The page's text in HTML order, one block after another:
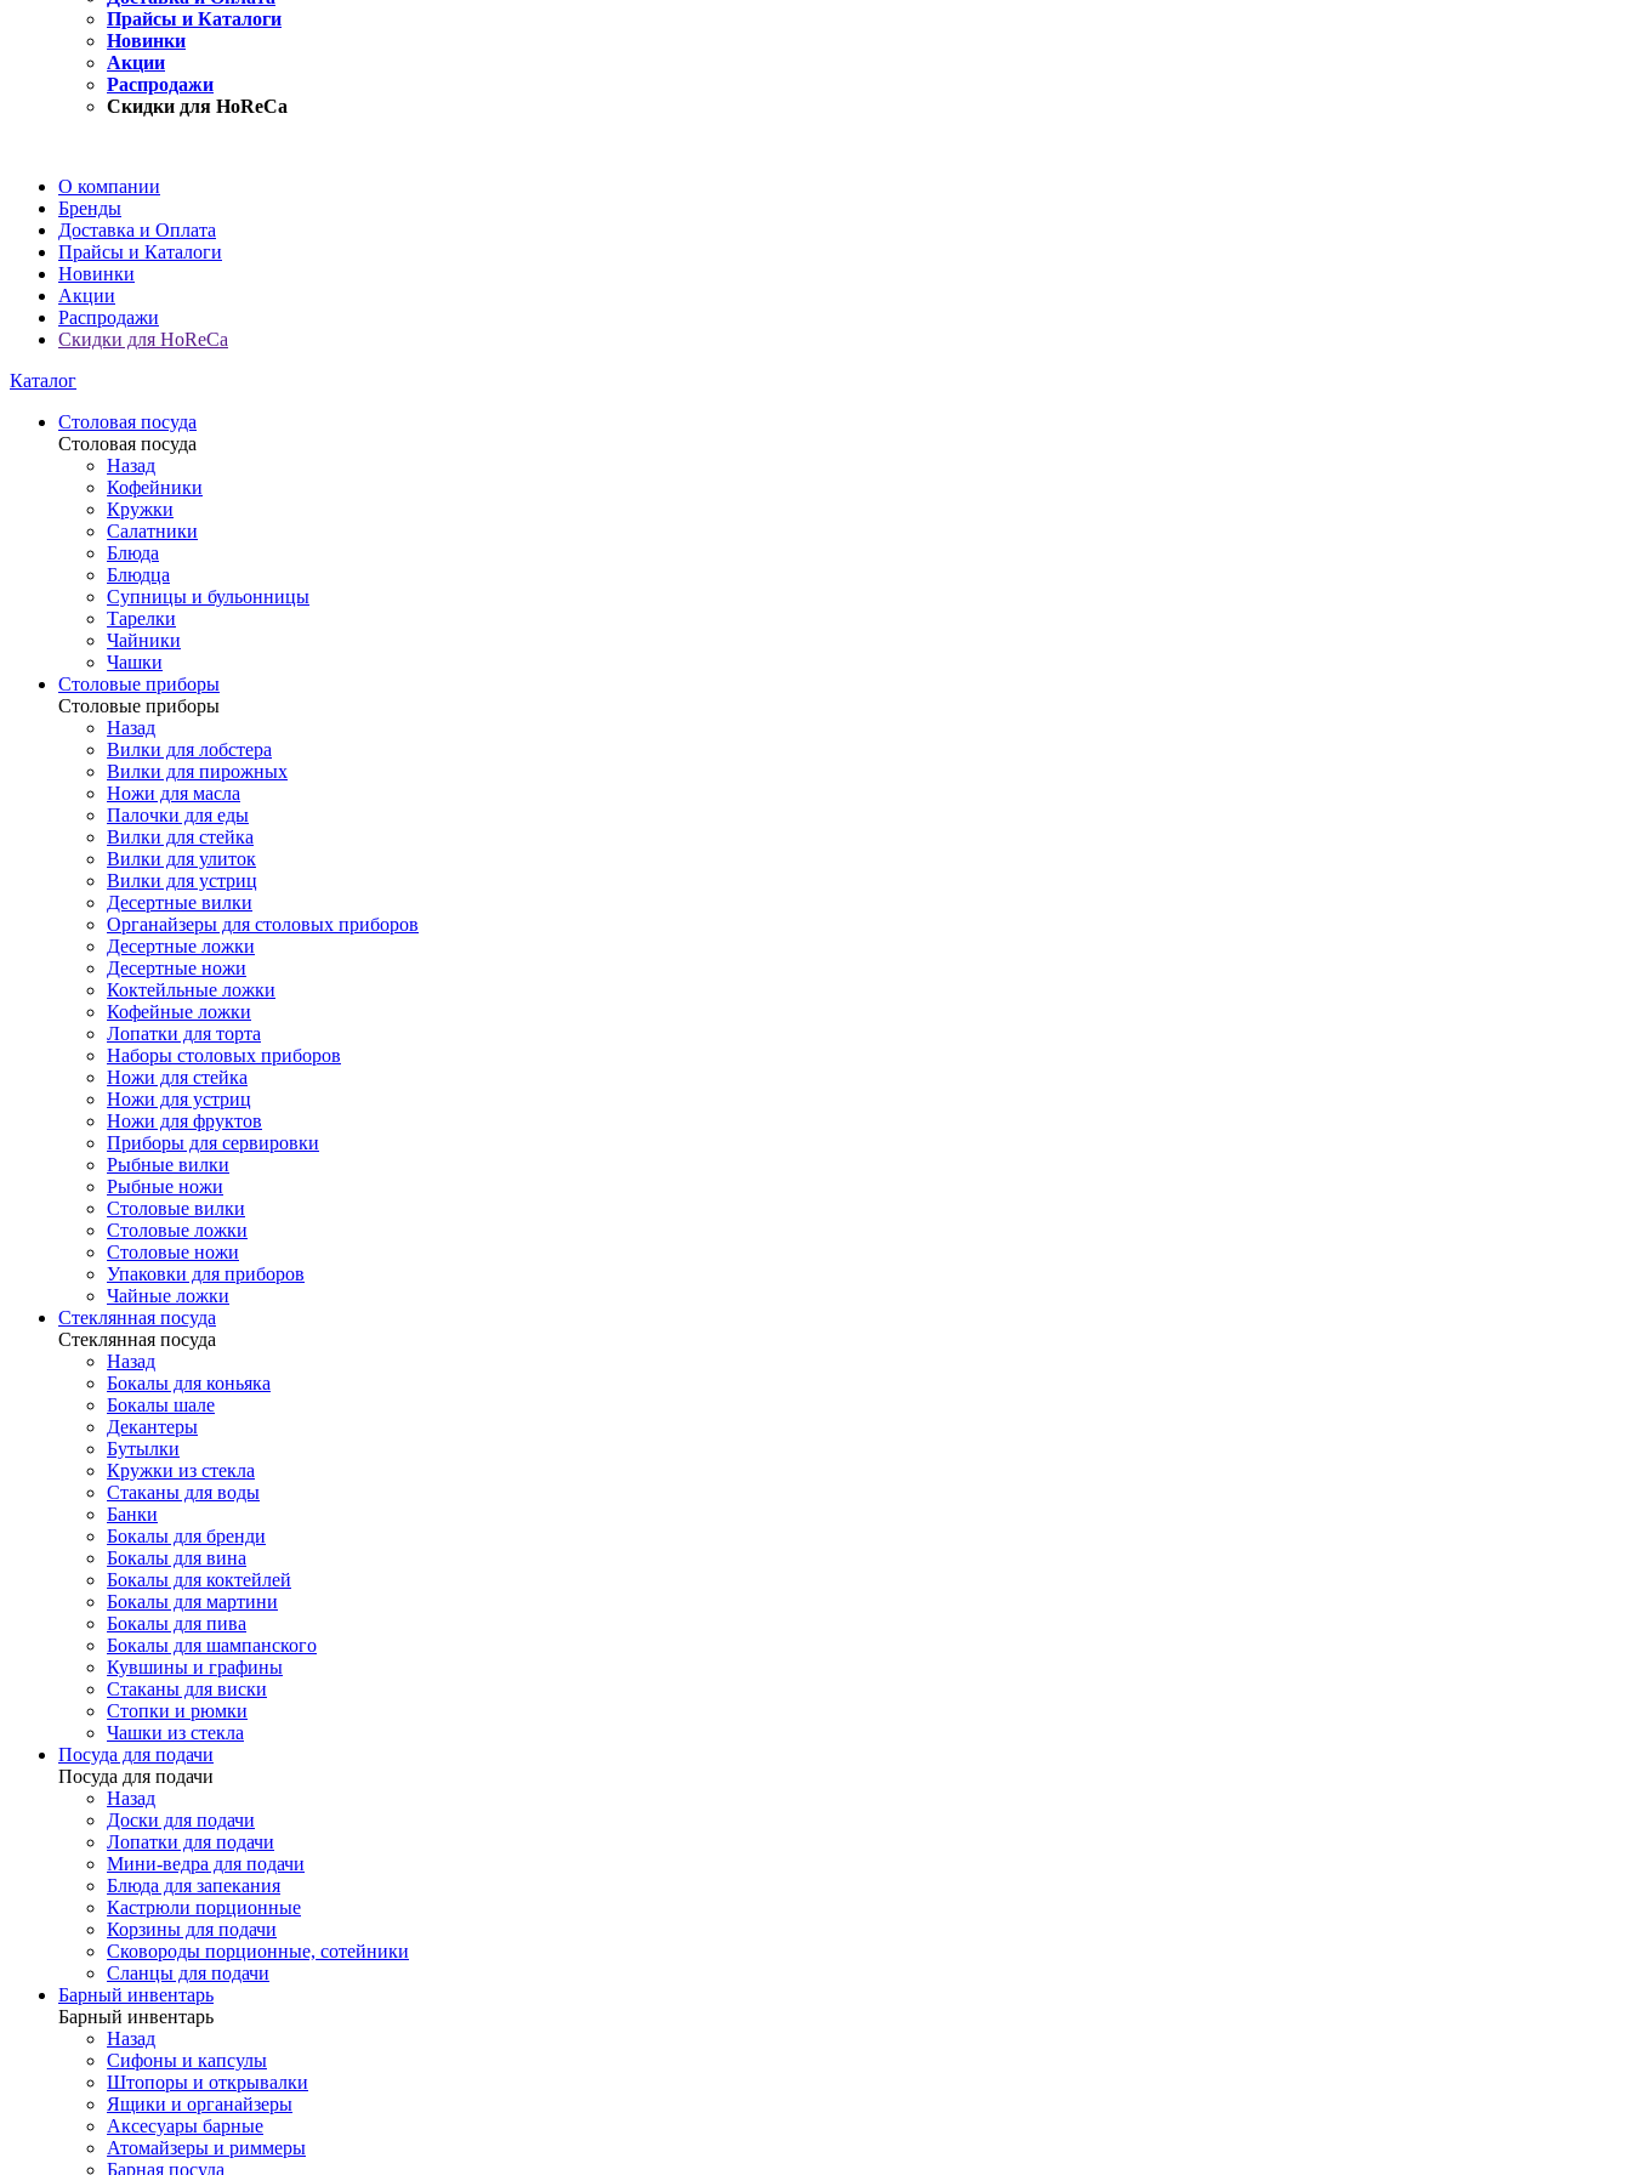
Прайсы и Каталоги
Новинки
Акции
Распродажи
Скидки для HoReCa
О компании
Бренды
Доставка и Оплата
Прайсы и Каталоги
Новинки
Акции
Распродажи
Скидки для HoReCa
Каталог
Столовая посуда
Столовая посуда
Назад
Кофейники
Кружки
Салатники
Блюда
Блюдца
Супницы и бульонницы
Тарелки
Чайники
Чашки
Cтоловые приборы
Cтоловые приборы
Назад
Вилки для лобстера
Вилки для пирожных
Ножи для масла
Палочки для еды
Вилки для стейка
Вилки для улиток
Вилки для устриц
Десертные вилки
Органайзеры для столовых приборов
Десертные ложки
Десертные ножи
Коктейльные ложки
Кофейные ложки
Лопатки для торта
Наборы столовых приборов
Ножи для стейка
Ножи для устриц
Ножи для фруктов
Приборы для сервировки
Рыбные вилки
Рыбные ножи
Столовые вилки
Столовые ложки
Столовые ножи
Упаковки для приборов
Чайные ложки
Стеклянная посуда
Стеклянная посуда
Назад
Бокалы для коньяка
Бокалы шале
Декантеры
Бутылки
Кружки из стекла
Стаканы для воды
Банки
Бокалы для бренди
Бокалы для вина
Бокалы для коктейлей
Бокалы для мартини
Бокалы для пива
Бокалы для шампанского
Кувшины и графины
Стаканы для виски
Стопки и рюмки
Чашки из стекла
Посуда для подачи
Посуда для подачи
Назад
Доски для подачи
Лопатки для подачи
Мини-ведра для подачи
Блюда для запекания
Кастрюли порционные
Корзины для подачи
Сковороды порционные, сотейники
Сланцы для подачи
Барный инвентарь
Барный инвентарь
Назад
Сифоны и капсулы
Штопоры и открывалки
Ящики и органайзеры
Аксесуары барные
Атомайзеры и риммеры
Барная посуда